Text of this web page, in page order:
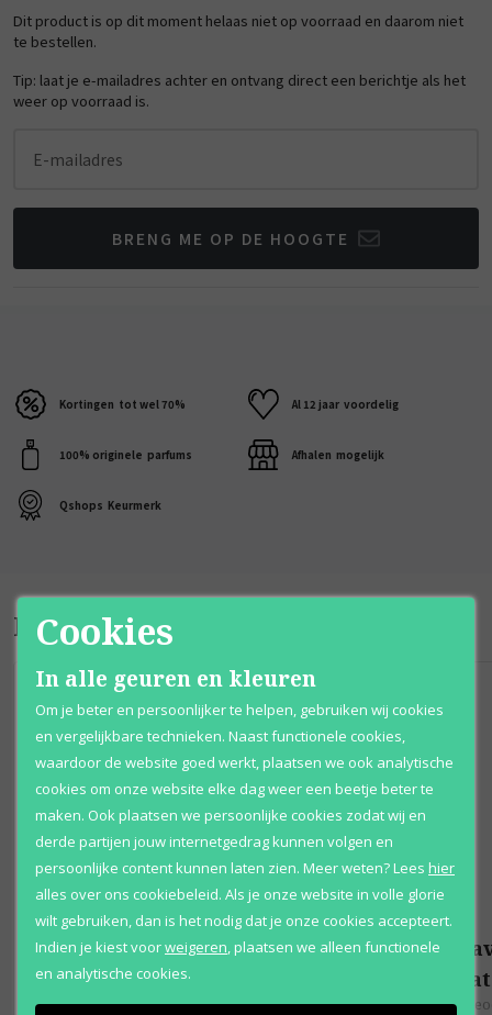
Dit product is op dit moment helaas niet op voorraad en daarom niet
te bestellen.
Tip: laat je e-mailadres achter en ontvang direct een berichtje als het
weer op voorraad is.
E-mailadres
BRENG ME OP DE HOOGTE
Kortingen tot wel 70% Al 12 jaar voordelig
100% originele parfums Afhalen mogelijk
Qshops Keurmerk
Bijpassende producten
Davidoff
Cool Water Woman
Eau de toilette
Cool
Cookies
In alle geuren en kleuren
Om je beter en persoonlijker te helpen, gebruiken wij cookies
en vergelijkbare technieken. Naast functionele cookies,
waardoor de website goed werkt, plaatsen we ook analytische
cookies om onze website elke dag weer een beetje beter te
maken. Ook plaatsen we persoonlijke cookies zodat wij en
derde partijen jouw internetgedrag kunnen volgen en
persoonlijke content kunnen laten zien. Meer weten?Lees hier
alles over ons cookiebeleid. Als je onze website in volle glorie
wilt gebruiken, dan is het nodig dat je onze cookies accepteert.
Indien je kiest voorweigeren,plaatsen we alleen functionele
en analytische cookies.